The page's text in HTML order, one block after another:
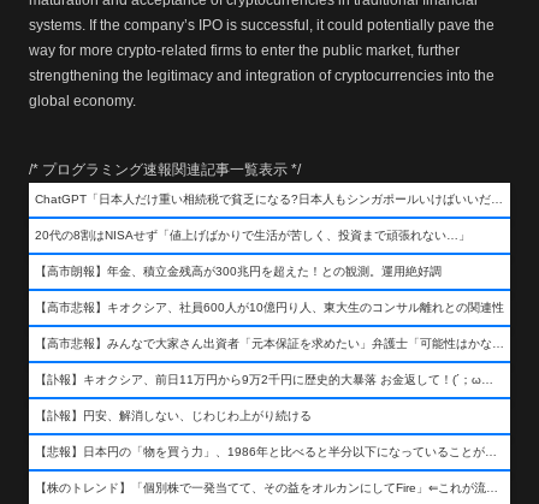
systems. If the company’s IPO is successful, it could potentially pave the
way for more crypto-related firms to enter the public market, further
strengthening the legitimacy and integration of cryptocurrencies into the
global economy.
/* プログラミング速報関連記事一覧表示 */
20代の8割はNISAせず「値上げばかりで生活が苦しく、投資まで頑張れない…」
【高市朗報】年金、積立金残高が300兆円を超えた！との観測。運用絶好調
【高市悲報】キオクシア、社員600人が10億円り人、東大生のコンサル離れとの関連性
【訃報】円安、解消しない、じわじわ上がり続ける